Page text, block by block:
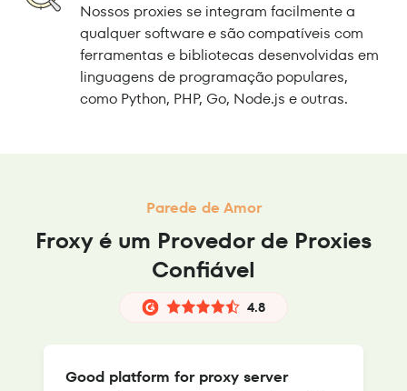
Nossos proxies se integram facilmente a
qualquer software e são compatíveis com
ferramentas e bibliotecas desenvolvidas em
linguagens de programação populares,
como Python, PHP, Go, Node.js e outras.
Parede de Amor
Froxy é um Provedor de Proxies
Confiável
4.8
Good platform for proxy server